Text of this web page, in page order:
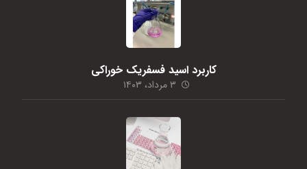
کاربرد اسید فسفریک خوراکی
۳ مرداد، ۱۴۰۳